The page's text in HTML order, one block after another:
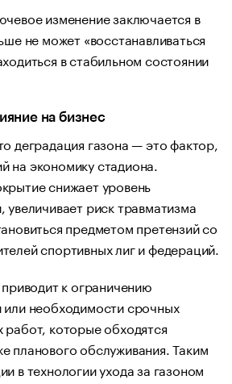
изменение заключается в
не может «восстанавливаться
в стабильном состоянии
на бизнес
деградация газона — это фактор,
на экономику стадиона.
снижает уровень
увеличивает риск травматизма
предметом претензий со
спортивных лиг и федераций.
к ограничению
или необходимости срочных
работ, которые обходятся
планового обслуживания. Таким
в технологии ухода за газоном